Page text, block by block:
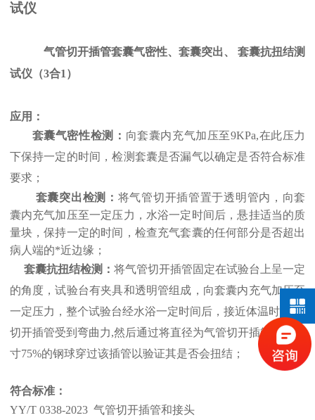
试仪
气管切开插管套囊气密性、套囊突出、
套囊抗扭结测
试仪（3合1）
应用：
套囊气密性检测： 向套囊内充气加压至9KPa,在此压力
下保持一定的时间，检测套囊是否漏气以确定是否符合标准
要求；
套囊突出检测： 将气管切开插管置于透明管内，向套
囊内充气加压至一定压力，水浴一定时间后，悬挂适当的质
量块，保持一定的时间，检查充气套囊的任何部分是否超出
病人端的*近边缘；
套囊抗扭结检测： 将气管切开插管固定在试验台上呈一定
的角度，试验台有夹具和透明管组成，向套囊内充气加压至
一定压力，整个试验台经水浴一定时间后，接近体温时 ,气管
切开插管受到弯曲力,然后通过将直径为气管切开插管内部尺
寸75%的钢球穿过该插管以验证其是否会扭结；
符合标准：
YY/T 0338-2023 气管切开插管和接头